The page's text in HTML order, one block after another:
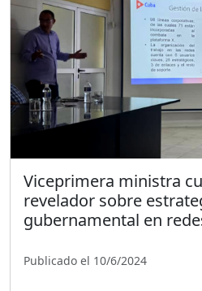
Viceprimera ministra
revelador sobre
gubernamental en
Publicado el 10/6/2024